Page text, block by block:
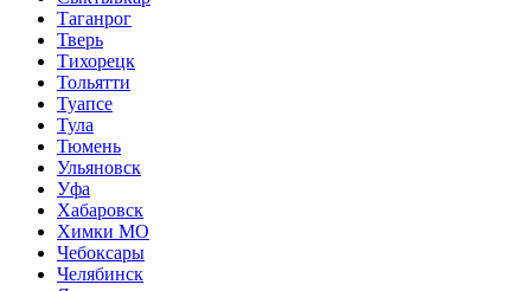
Таганрог
Тверь
Тихорецк
Тольятти
Туапсе
Тула
Тюмень
Ульяновск
Уфа
Хабаровск
Химки МО
Чебоксары
Челябинск